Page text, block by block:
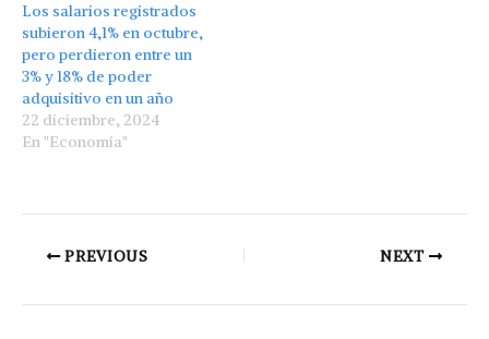
Los salarios registrados
subieron 4,1% en octubre,
pero perdieron entre un
3% y 18% de poder
adquisitivo en un año
22 diciembre, 2024
En "Economía"
PREVIOUS NEXT